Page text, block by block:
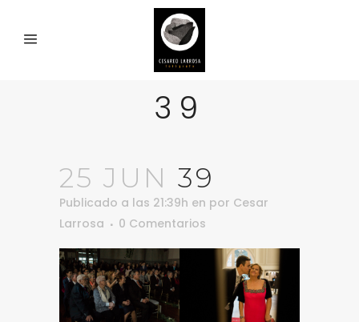
39
25 JUN 39
Publicado a las 21:39h en por Cesar
Larrosa
0 Comentarios